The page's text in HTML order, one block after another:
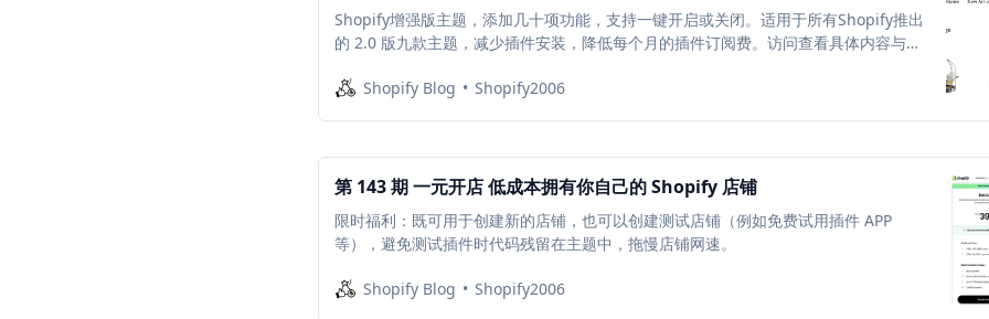
Shopify增强版主题，添加几十项功能，支持一键开启或关闭。适用于所有Shopify推出
的 2.0 版九款主题，减少插件安装，降低每个月的插件订阅费。访问查看具体内容与视
Shopify Blog
Shopify2006
第 143 期 一元开店 低成本拥有你自己的 Shopify 店铺
限时福利：既可用于创建新的店铺，也可以创建测试店铺（例如免费试用插件 APP
等），避免测试插件时代码残留在主题中，拖慢店铺网速。
Shopify Blog Shopify2006